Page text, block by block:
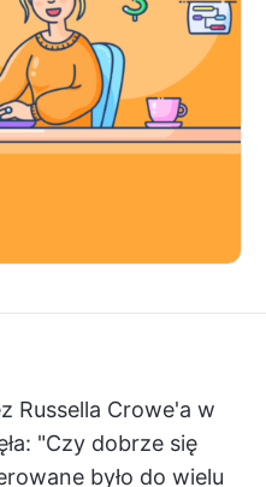
Russella Crowe'a w
"Czy dobrze się
było do wielu